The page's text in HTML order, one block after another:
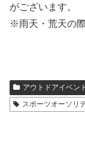
がございます。
※雨天・荒天の
アウトドアイベン
スポーツオーソリ